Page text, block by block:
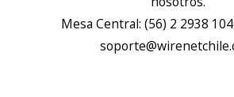
Mesa Central: (56) 2 2938